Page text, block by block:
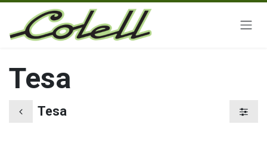
Ir al contenido
Tesa
Tesa